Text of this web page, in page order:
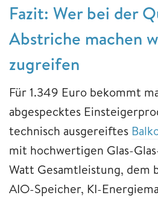
Fazit: Wer bei der
Abstriche machen
zugreifen
Für 1.349 Euro bekommt
abgespecktes
technisch ausgereiftes
mit hochwertigen Glas-
Watt Gesamtleistung, dem
AIO-Speicher, KI-